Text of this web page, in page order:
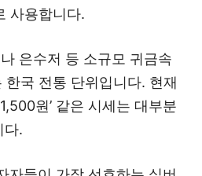
사용합니다.
은수저 등 소규모 귀금속
한국 전통 단위입니다. 현재
원’ 같은 시세는 대부분
다.